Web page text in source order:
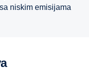
niskim emisijama